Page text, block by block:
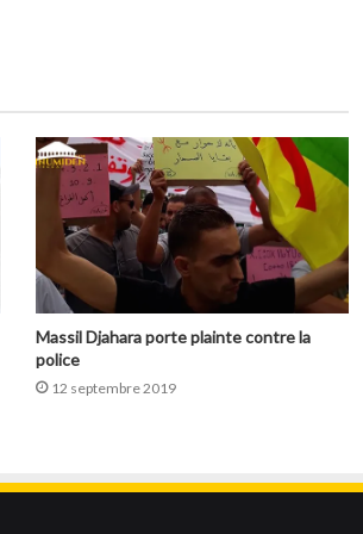
Massil Djahara porte plainte contre la
police
12 septembre 2019